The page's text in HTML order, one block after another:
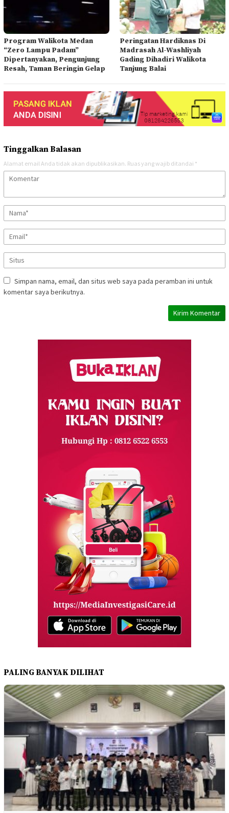
Program Walikota Medan
“Zero Lampu Padam”
Dipertanyakan, Pengunjung
Resah, Taman Beringin Gelap
Peringatan Hardiknas Di
Madrasah Al-Washliyah
Gading Dihadiri Walikota
Tanjung Balai
Tinggalkan Balasan
Alamat email Anda tidak akan dipublikasikan. Ruas yang wajib ditandai *
Simpan nama, email, dan situs web saya pada peramban ini untuk
komentar saya berikutnya.
PALING BANYAK DILIHAT